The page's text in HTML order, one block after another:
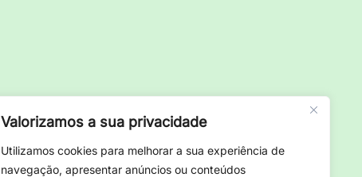
Valorizamos a sua privacidade
Utilizamos cookies para melhorar a sua experiência de
navegação, apresentar anúncios ou conteúdos